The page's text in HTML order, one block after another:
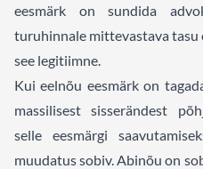
eesmärk on sundida
turuhinnale mittevastava tasu
see legitiimne.
Kui eelnõu eesmärk on
massilisest sisserändest
selle eesmärgi
muudatus sobiv. Abinõu on